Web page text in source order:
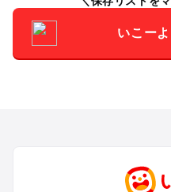
いこー